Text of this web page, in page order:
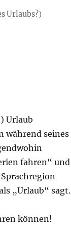
Urlaubs?)
Urlaub
während seines
fahren“ und
„Urlaub“ sagt.
können!